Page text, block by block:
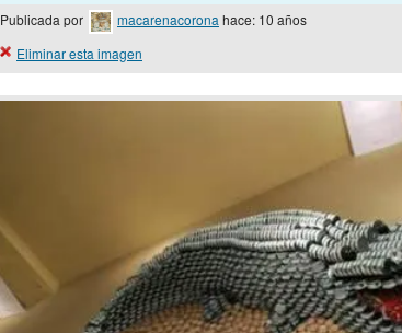
Publicada por macarenacorona hace: 10 años
Eliminar esta imagen